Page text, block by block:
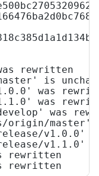
rewritten
is
was
was
was
origin/master'
v1.0.0'
v1.1.0'
rewritten
rewritten